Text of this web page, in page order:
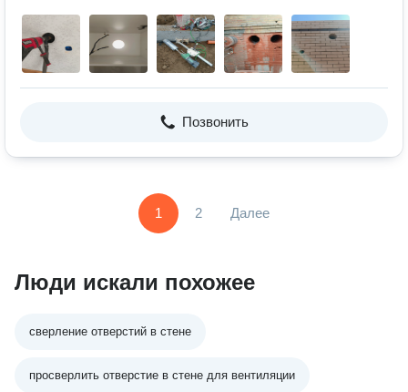
Позвонить
1 2 Далее
Люди искали похожее
сверление отверстий в стене
просверлить отверстие в стене для вентиляции